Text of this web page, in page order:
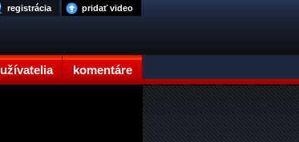
užívatelia komentáre
pridať video
registrácia